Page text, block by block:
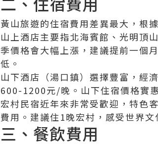
黃山旅遊的住宿費用差異最大，根
山上酒店主要指北海賓館、光明頂
季價格會大幅上漲，建議提前一個
低。
山下酒店（湯口鎮）選擇豐富，
600-1200元/晚。山下住宿價格實
宏村民宿近年來非常受歡迎，特色
費用。建議住1晚宏村，感受世界文
三、餐飲費用